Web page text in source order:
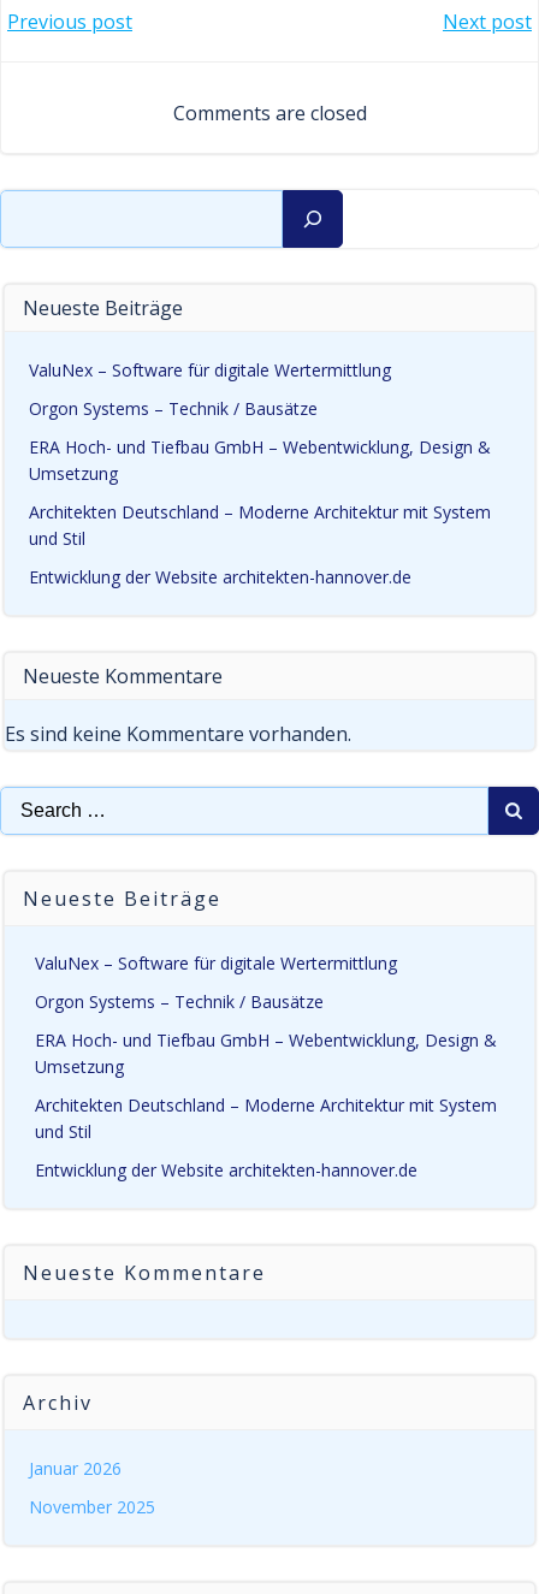
Post
navigation
Previous post
navigation
Next post
Comments are closed
Suchen
Neueste Beiträge
ValuNex – Software für digitale Wertermittlung
Orgon Systems – Technik / Bausätze
ERA Hoch- und Tiefbau GmbH – Webentwicklung, Design &
Umsetzung
Architekten Deutschland – Moderne Architektur mit System
und Stil
Entwicklung der Website architekten-hannover.de
Neueste Kommentare
Es sind keine Kommentare vorhanden.
Search
for:
Neueste Beiträge
ValuNex – Software für digitale Wertermittlung
Orgon Systems – Technik / Bausätze
ERA Hoch- und Tiefbau GmbH – Webentwicklung, Design &
Umsetzung
Architekten Deutschland – Moderne Architektur mit System
und Stil
Entwicklung der Website architekten-hannover.de
Neueste Kommentare
Archiv
Januar 2026
November 2025